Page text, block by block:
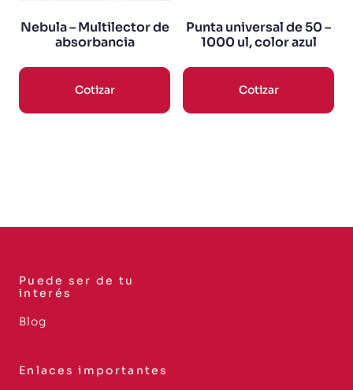
Nebula – Multilector de
absorbancia
Cotizar
Punta universal de 50 –
1000 ul, color azul
Cotizar
Puede ser de tu
interés
Blog
Enlaces importantes